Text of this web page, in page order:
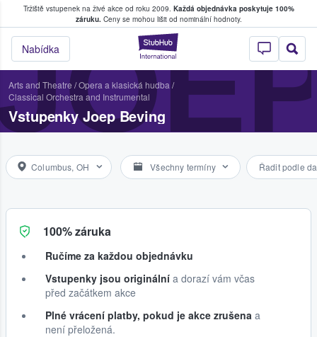
Tržiště vstupenek na živé akce od roku 2009. Každá objednávka poskytuje 100%
záruku.Ceny se mohou lišit od nominální hodnoty.
StubHub –
Nabídka
kde fanoušci kupují a prodávají vstupenky
Arts and Theatre /Opera a klasická hudba /
Classical Orchestra and Instrumental
Vstupenky Joep Beving
Columbus, OH Všechny termíny Řadit podle
100% záruka
Ručíme za každou objednávku
Vstupenky jsou originální a dorazí vám včas
před začátkem akce
Plné vrácení platby, pokud je akce zrušena a
není přeložená.